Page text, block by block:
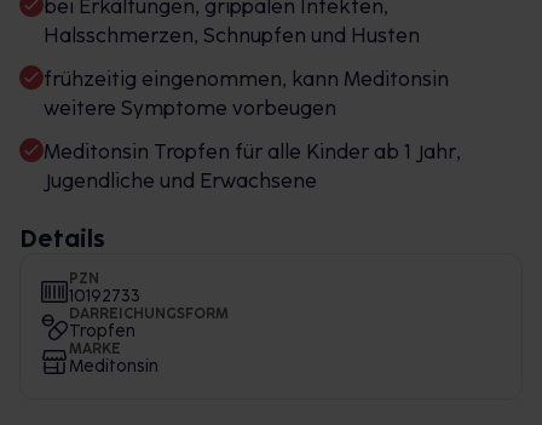
bei Erkältungen, grippalen Infekten,
Halsschmerzen, Schnupfen und Husten
frühzeitig eingenommen, kann Meditonsin
weitere Symptome vorbeugen
Meditonsin Tropfen für alle Kinder ab 1 Jahr,
Jugendliche und Erwachsene
Details
PZN
10192733
DARREICHUNGSFORM
Tropfen
MARKE
Meditonsin